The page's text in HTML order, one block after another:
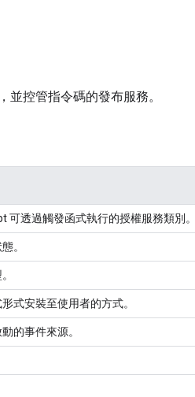
控管指令碼的發布服務。
可透過觸發函式執行的授權服務類別。
。
式安裝至使用者的方式。
的事件來源。